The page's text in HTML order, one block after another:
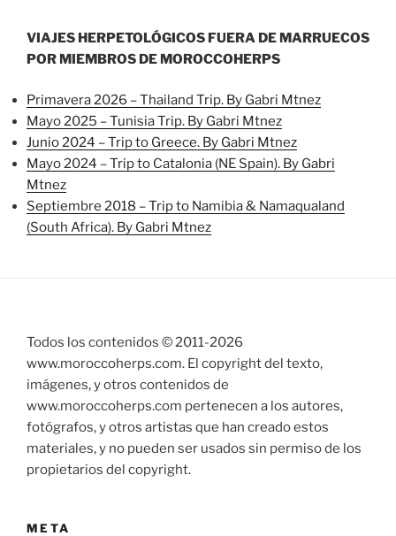
VIAJES HERPETOLÓGICOS FUERA DE MARRUECOS
POR MIEMBROS DE MOROCCOHERPS
Primavera 2026 – Thailand Trip. By Gabri Mtnez
Mayo 2025 – Tunisia Trip. By Gabri Mtnez
Junio 2024 – Trip to Greece. By Gabri Mtnez
Mayo 2024 – Trip to Catalonia (NE Spain). By Gabri
Mtnez
Septiembre 2018 – Trip to Namibia & Namaqualand
(South Africa). By Gabri Mtnez
Todos los contenidos © 2011-2026
www.moroccoherps.com. El copyright del texto,
imágenes, y otros contenidos de
www.moroccoherps.com pertenecen a los autores,
fotógrafos, y otros artistas que han creado estos
materiales, y no pueden ser usados sin permiso de los
propietarios del copyright.
META